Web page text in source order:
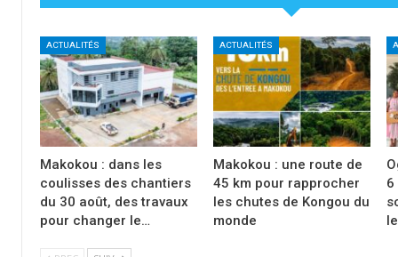
ACTUALITÉS
Makokou : dans les
coulisses des chantiers
du 30 août, des travaux
pour changer le…
ACTUALITÉS
Makokou : une route de
45 km pour rapprocher
les chutes de Kongou du
monde
6